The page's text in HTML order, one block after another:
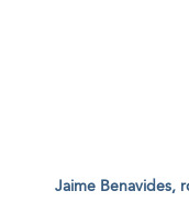
Jaime Benavides,